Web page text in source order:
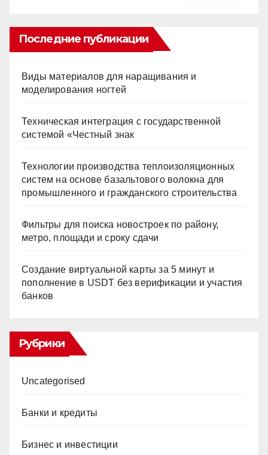
Последние публикации
Виды материалов для наращивания и
моделирования ногтей
Техническая интеграция с государственной
системой «Честный знак
Технологии производства теплоизоляционных
систем на основе базальтового волокна для
промышленного и гражданского строительства
Фильтры для поиска новостроек по району,
метро, площади и сроку сдачи
Создание виртуальной карты за 5 минут и
пополнение в USDT без верификации и участия
банков
Рубрики
Uncategorised
Банки и кредиты
Бизнес и инвестиции